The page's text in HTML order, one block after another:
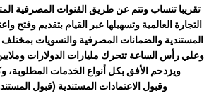
تقريباتنسابوتتمعنطريقالقنواتالمصرفية
التجارةالعالميةوتسهيلهاعبر القيام بتقديموفتح
المستنديةوالضماناتالمصرفيةوالتسوياتبمختلف
وعلي رأس الساعةتتحرك ملياراتالدولارات
ويزدحمالأفقبكلأنواعالخدماتالمطلوبة،
وقبولالاعتماداتالمستندية (قبول